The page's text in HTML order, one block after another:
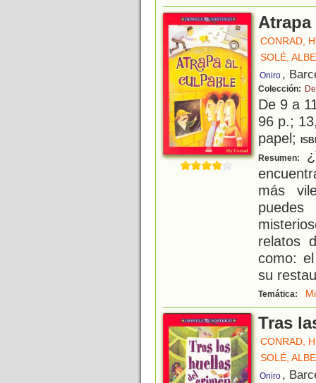
CONRAD,
SOLÉ,
Oniro ,
Colección:
De 9 a
96 p.;
papel;
Resumen:
más
relatos
como:
su
Temática:
Tras
CONRAD,
SOLÉ,
Oniro ,